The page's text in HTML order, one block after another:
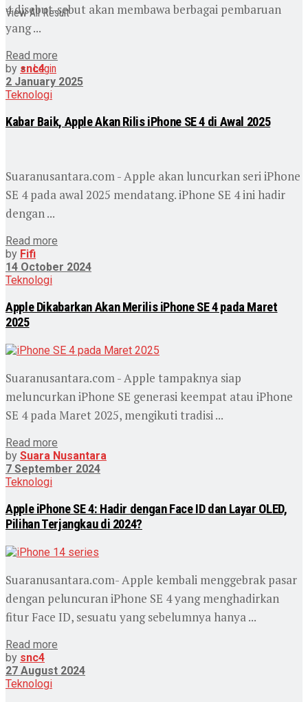
View All Result
Login
4 disebut-sebut akan membawa berbagai pembaruan
yang ...
Read more
by snc4
2 January 2025
Teknologi
Kabar Baik, Apple Akan Rilis iPhone SE 4 di Awal 2025
Suaranusantara.com - Apple akan luncurkan seri iPhone
SE 4 pada awal 2025 mendatang. iPhone SE 4 ini hadir
dengan ...
Read more
by Fifi
14 October 2024
Teknologi
Apple Dikabarkan Akan Merilis iPhone SE 4 pada Maret
2025
Suaranusantara.com - Apple tampaknya siap
meluncurkan iPhone SE generasi keempat atau iPhone
SE 4 pada Maret 2025, mengikuti tradisi ...
Read more
by Suara Nusantara
7 September 2024
Teknologi
Apple iPhone SE 4: Hadir dengan Face ID dan Layar OLED,
Pilihan Terjangkau di 2024?
Suaranusantara.com- Apple kembali menggebrak pasar
dengan peluncuran iPhone SE 4 yang menghadirkan
fitur Face ID, sesuatu yang sebelumnya hanya ...
Read more
by snc4
27 August 2024
Teknologi